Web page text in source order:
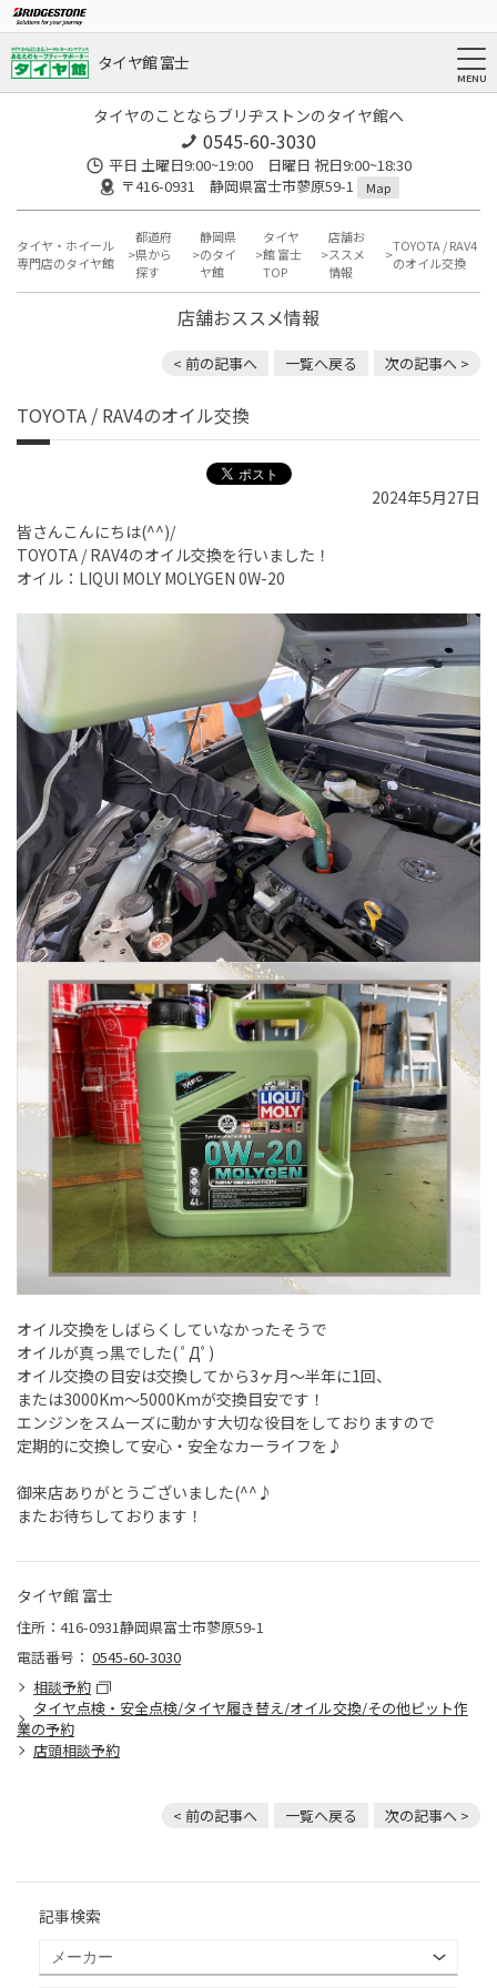
タイヤ館 富士
タイヤのことならブリヂストンのタイヤ館へ
0545-60-3030
平日 土曜日9:00~19:00 日曜日 祝日9:00~18:30
〒416-0931 静岡県富士市蓼原59-1
Map
タイヤ・ホイール
専門店のタイヤ館
都道府
県から
探す
静岡県
のタイ
ヤ館
タイヤ
館 富士
TOP
店舗お
ススメ
情報
TOYOTA / RAV4
のオイル交換
店舗おススメ情報
< 前の記事へ 一覧へ戻る 次の記事へ >
TOYOTA / RAV4のオイル交換
2024年5月27日
皆さんこんにちは(^^)/
TOYOTA / RAV4のオイル交換を行いました！
オイル：LIQUI MOLY MOLYGEN 0W-20
オイル交換をしばらくしていなかったそうで
オイルが真っ黒でした( ﾟДﾟ)
オイル交換の目安は交換してから3ヶ月～半年に1回、
または3000Km～5000Kmが交換目安です！
エンジンをスムーズに動かす大切な役目をしておりますので
定期的に交換して安心・安全なカーライフを♪
御来店ありがとうございました(^^♪
またお待ちしております！
タイヤ館 富士
住所：416-0931静岡県富士市蓼原59-1
電話番号： 0545-60-3030
相談予約
タイヤ点検・安全点検/タイヤ履き替え/オイル交換/その他ピット作
業の予約
店頭相談予約
< 前の記事へ 一覧へ戻る 次の記事へ >
記事検索